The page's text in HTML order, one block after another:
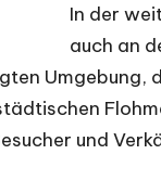
In der
auch an
Umgebung,
und